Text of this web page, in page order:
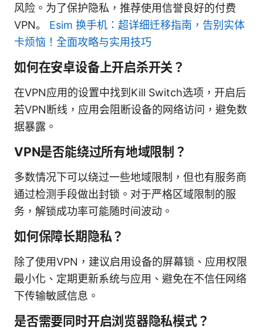
风险。为了保护隐私，推荐使用信誉良好的付费
VPN。 Esim 换手机：超详细迁移指南，告别实体
卡烦恼！全面攻略与实用技巧
如何在安卓设备上开启杀开关？
在VPN应用的设置中找到Kill Switch选项，开启后
若VPN断线，应用会阻断设备的网络访问，避免数
据暴露。
VPN是否能绕过所有地域限制？
多数情况下可以绕过一些地域限制，但也有服务商
通过检测手段做出封锁。对于严格区域限制的服
务，解锁成功率可能随时间波动。
如何保障长期隐私？
除了使用VPN，建议启用设备的屏幕锁、应用权限
最小化、定期更新系统与应用、避免在不信任网络
下传输敏感信息。
是否需要同时开启浏览器隐私模式？